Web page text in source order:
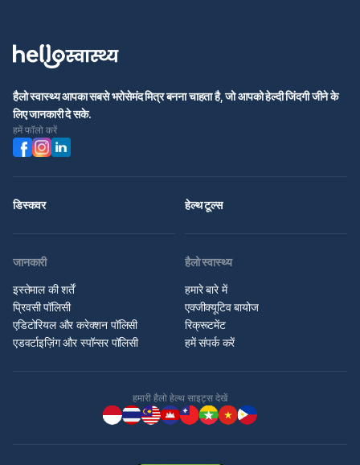
हैलो स्वास्थ्य आपका सबसे भरोसेमंद मित्र बनना चाहता है, जो आपको हेल्दी जिंदगी जीने के
लिए जानकारी दे सके.
हमें फॉलो करें
डिस्कवर हेल्थ टूल्स
जानकारी
इस्तेमाल की शर्तें
प्रिवसी पॉलिसी
एडिटोरियल और करेक्शन पॉलिसी
एडवर्टाइज़िंग और स्पॉन्सर पॉलिसी
हैलो स्वास्थ्य
हमारे बारे में
एक्जीक्यूटिव बायोज
रिक्रूटमेंट
हमें संपर्क करें
हमारी हैलो हेल्थ साइट्स देखें